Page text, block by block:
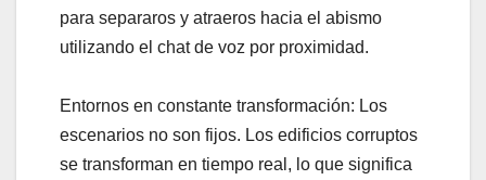
para separaros y atraeros hacia el abismo
utilizando el chat de voz por proximidad.
Entornos en constante transformación: Los
escenarios no son fijos. Los edificios corruptos
se transforman en tiempo real, lo que significa